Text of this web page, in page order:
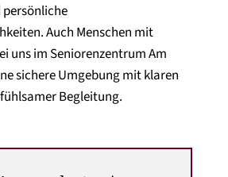
persönliche
Auch Menschen mit
uns im Seniorenzentrum Am
sichere Umgebung mit klaren
Begleitung.